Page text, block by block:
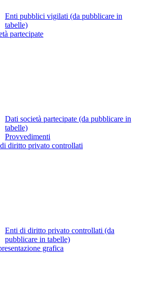
Enti pubblici vigilati (da pubblicare in
tabelle)
partecipate
Dati società partecipate (da pubblicare in
tabelle)
Provvedimenti
diritto privato controllati
Enti di diritto privato controllati (da
pubblicare in tabelle)
grafica